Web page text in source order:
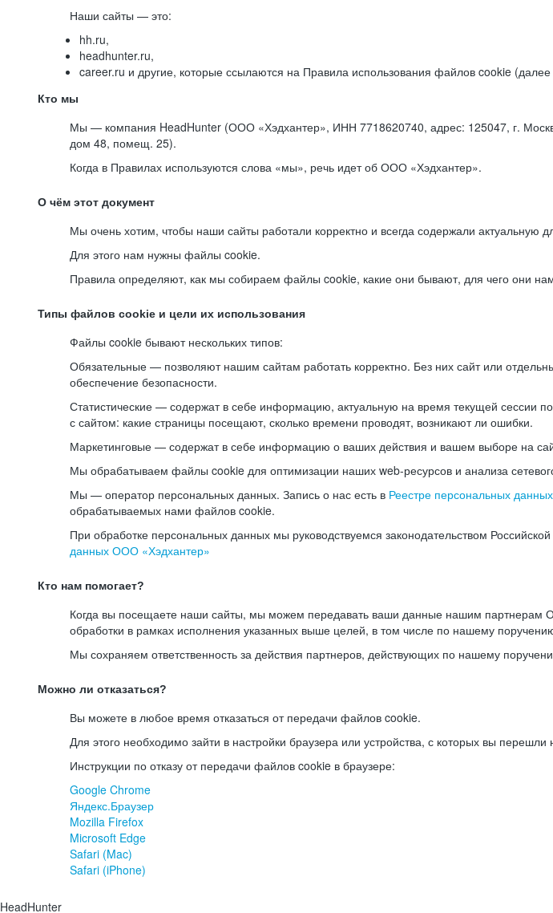
Наши сайты — это:
hh.ru,
headhunter.ru,
career.ru и другие, которые ссылаются на Правила использования файлов cookie
Кто мы
Мы — компания HeadHunter (ООО «Хэдхантер», ИНН 7718620740, адрес: 125047, г.
дом 48, помещ. 25).
Когда в Правилах используются слова «мы», речь идет об ООО «Хэдхантер».
О чём этот документ
Мы очень хотим, чтобы наши сайты работали корректно и всегда содержали актуальную
Для этого нам нужны файлы cookie.
Правила определяют, как мы собираем файлы cookie, какие они бывают, для чего они
Типы файлов cookie и цели их использования
Файлы cookie бывают нескольких типов:
Обязательные — позволяют нашим сайтам работать корректно. Без них сайт или
обеспечение безопасности.
Статистические — содержат в себе информацию, актуальную на время текущей сессии
с сайтом: какие страницы посещают, сколько времени проводят, возникают ли ошибки.
Маркетинговые — содержат в себе информацию о ваших действия и вашем выборе на
Мы обрабатываем файлы cookie для оптимизации наших web-ресурсов и анализа
Мы — оператор персональных данных. Запись о нас есть в Реестре персональных
обрабатываемых нами файлов cookie.
При обработке персональных данных мы руководствуемся законодательством
данных ООО «Хэдхантер»
Кто нам помогает?
Когда вы посещаете наши сайты, мы можем передавать ваши данные нашим
обработки в рамках исполнения указанных выше целей, в том числе по нашему
Мы сохраняем ответственность за действия партнеров, действующих по нашему
Можно ли отказаться?
Вы можете в любое время отказаться от передачи файлов cookie.
Для этого необходимо зайти в настройки браузера или устройства, с которых вы
Инструкции по отказу от передачи файлов cookie в браузере:
Google Chrome
Яндекс.Браузер
Mozilla Firefox
Microsoft Edge
Safari (Mac)
Safari (iPhone)
HeadHunter